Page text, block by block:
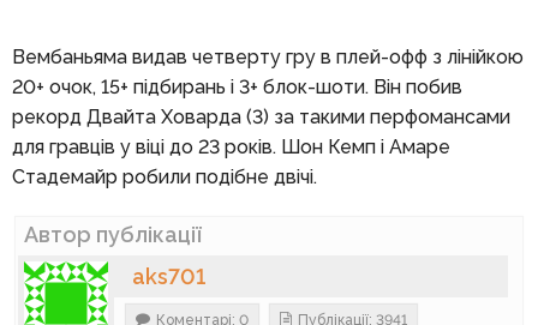
Вембаньяма видав четверту гру в плей-офф з лінійкою
20+ очок, 15+ підбирань і 3+ блок-шоти. Він побив
рекорд Двайта Ховарда (3) за такими перфомансами
для гравців у віці до 23 років. Шон Кемп і Амаре
Стадемайр робили подібне двічі.
Автор публікації
aks701
Коментарі: 0 Публікації: 3941